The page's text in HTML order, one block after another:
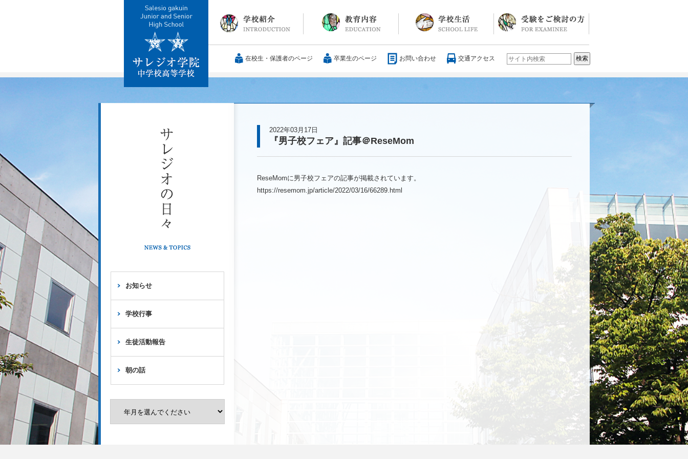
校長メッセージ
教育方針・沿革
施設紹介
交通アクセス 25歳の男づくり
カリキュラム
教科
国際交流
大学合格実績 行事・イベント
部活動
ボランティア
サレジアンエピソード
サレジオの日々(ブログ) 学校説明会・イベント一覧
入試要項・入試結果
Q&A
お問い合わせ
学校案内パンフレット
在校生・保護者のページ 卒業生のページ お問い合わせ 交通アクセス
お知らせ
学校行事
生徒活動報告
朝の話
2022年03月17日
『男子校フェア』記事＠ReseMom
ReseMomに男子校フェアの記事が掲載されています。
https://resemom.jp/article/2022/03/16/66289.html